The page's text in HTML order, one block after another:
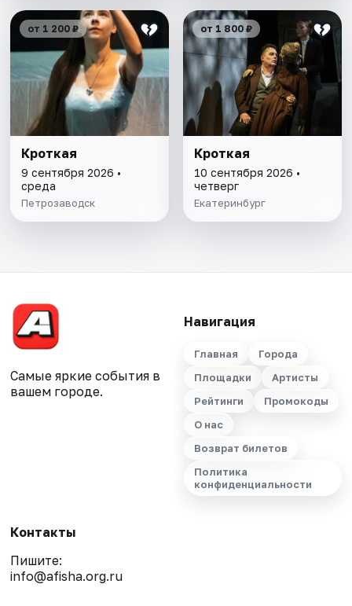
от 1 200 ₽
Кроткая
9 сентября 2026 •
среда
Петрозаводск
от 1 800 ₽
Кроткая
10 сентября 2026 •
четверг
Екатеринбург
Самые яркие события в
вашем городе.
Навигация
Главная
Города
Площадки
Артисты
Рейтинги
Промокоды
О нас
Возврат билетов
Политика
конфиденциальности
Контакты
Пишите:
info@afisha.org.ru